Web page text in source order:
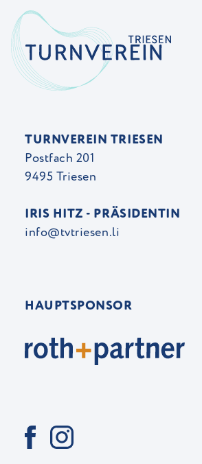
TURNVEREIN TRIESEN
Postfach 201
9495 Triesen
IRIS HITZ - PRÄSIDENTIN
info@tvtriesen.li
HAUPTSPONSOR